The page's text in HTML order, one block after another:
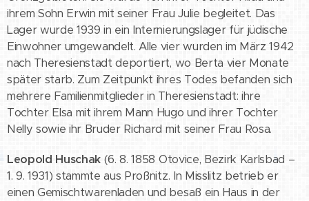
ihrem Sohn Erwin mit seiner Frau Julie begleitet. Das
Lager wurde 1939 in ein Internierungslager für jüdische
Einwohner umgewandelt. Alle vier wurden im März 1942
nach Theresienstadt deportiert, wo Berta vier Monate
später starb. Zum Zeitpunkt ihres Todes befanden sich
mehrere Familienmitglieder in Theresienstadt: ihre
Tochter Elsa mit ihrem Mann Hugo und ihrer Tochter
Nelly sowie ihr Bruder Richard mit seiner Frau Rosa.
Leopold Huschak (6. 8. 1858 Otovice, Bezirk Karlsbad –
1. 9. 1931) stammte aus Proßnitz. In Misslitz betrieb er
einen Gemischtwarenladen und besaß ein Haus in der